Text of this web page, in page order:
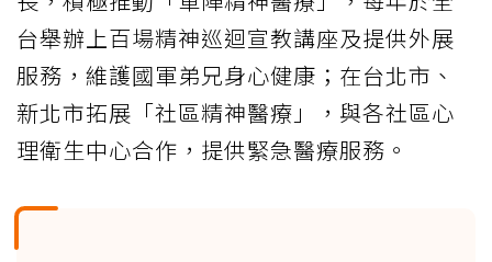
台舉辦上百場精神巡迴宣教講座及提供外展
服務，維護國軍弟兄身心健康；在台北市、
新北市拓展「社區精神醫療」，與各社區心
理衛生中心合作，提供緊急醫療服務。